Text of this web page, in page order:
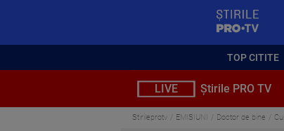
TOP CITITE
LIVE Știrile PRO TV
Stirileprotv EMISIUNI Doctor de bine